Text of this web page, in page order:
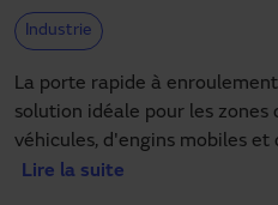
Blog
FR
+34 93 591 57 00
manusa@manusa.com
Industrie
La porte rapide à
solution idéale pour les zones
véhicules, d'engins mobiles
enroulement en acier est la
Lire la suite